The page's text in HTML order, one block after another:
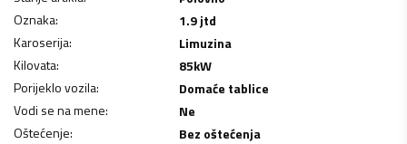
Oznaka:
1.9 jtd
Karoserija:
Limuzina
Kilovata: 85kW
Porijeklo vozila:
Domaće tablice
Vodi se na mene:
Ne
Oštećenje:
Bez oštećenja